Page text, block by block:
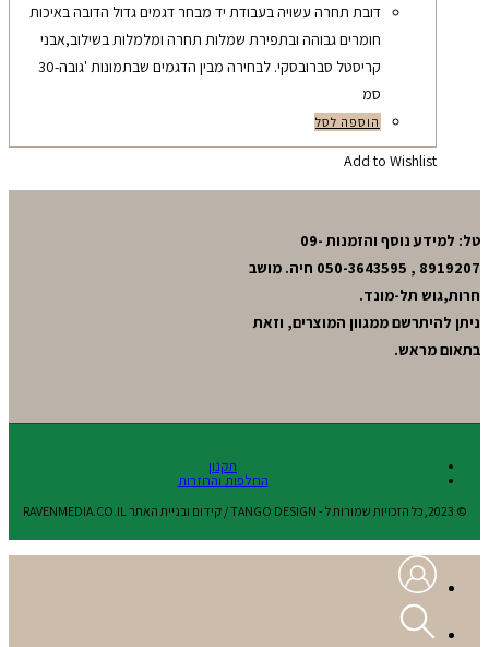
דובת תחרה עשויה בעבודת יד מבחר דגמים גדול הדובה באיכות
חומרים גבוהה ובתפירת שמלות תחרה ומלמלות בשילוב,אבני
קריסטל סברובסקי. לבחירה מבין הדגמים שבתמונות 'גובה-30
סמ
הוספה לסל
Add to Wishlist
טל: למידע נוסף והזמנות 09-
8919207 , 050-3643595 חיה. מושב
חרות,גוש תל-מונד.
ניתן להיתרשם ממגוון המוצרים, וזאת
בתאום מראש.
תקנון
החלפות והחזרות
© 2023,כל הזכויות שמורות ל - TANGO DESIGN / קידום ובניית האתר RAVENMEDIA.CO.IL